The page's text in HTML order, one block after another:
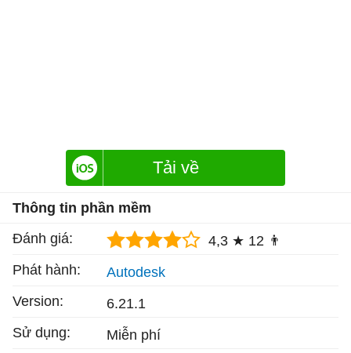
Tải về
Thông tin phần mềm
Đánh giá:
4,3 ★ 12 👨
Phát hành:
Autodesk
Version:
6.21.1
Sử dụng:
Miễn phí